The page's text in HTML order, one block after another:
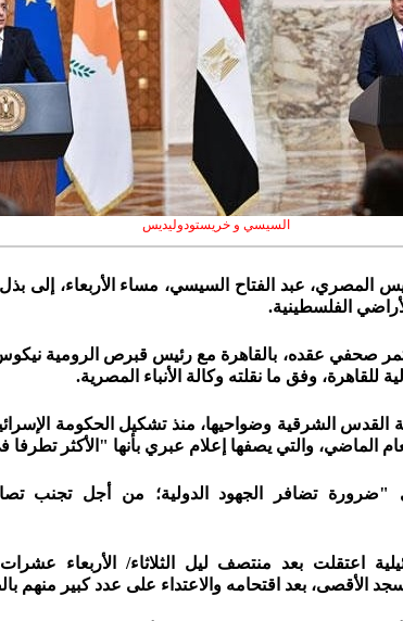
السيسي و خريستودوليديس
المصري، عبد الفتاح السيسي، مساء الأربعاء، إلى
الفلسطينية.
صحفي عقده، بالقاهرة مع رئيس قبرص الرومية
للقاهرة، وفق ما نقلته وكالة الأنباء المصرية.
القدس الشرقية وضواحيها، منذ تشكيل الحكومة
الماضي، والتي يصفها إعلام عبري بأنها "الأكثر
"ضرورة تضافر الجهود الدولية؛ من أجل تجنب
اعتقلت بعد منتصف ليل الثلاثاء/ الأربعاء
الأقصى، بعد اقتحامه والاعتداء على عدد كبير منهم